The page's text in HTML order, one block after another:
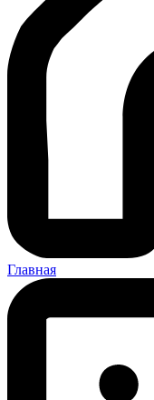
Главная